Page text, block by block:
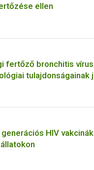
ellen
fertőző bronchitis vírus
tulajdonságainak
molekuláris biológiai
generációs HIV